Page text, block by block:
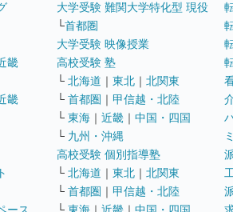
畿
畿
大学受験 難関大学特化型 現役
└首都圏
大学受験 映像授業
高校受験 塾
└ 北海道 ｜ 東北 ｜ 北関東
└ 首都圏 ｜ 甲信越・北陸
└ 東海 ｜ 近畿 ｜ 中国・四国
└ 九州・沖縄
高校受験 個別指導塾
└ 北海道 ｜ 東北 ｜ 北関東
└ 首都圏 ｜ 甲信越・北陸